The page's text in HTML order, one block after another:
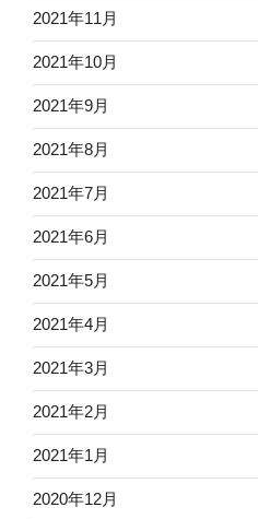
2021年11月
2021年10月
2021年9月
2021年8月
2021年7月
2021年6月
2021年5月
2021年4月
2021年3月
2021年2月
2021年1月
2020年12月